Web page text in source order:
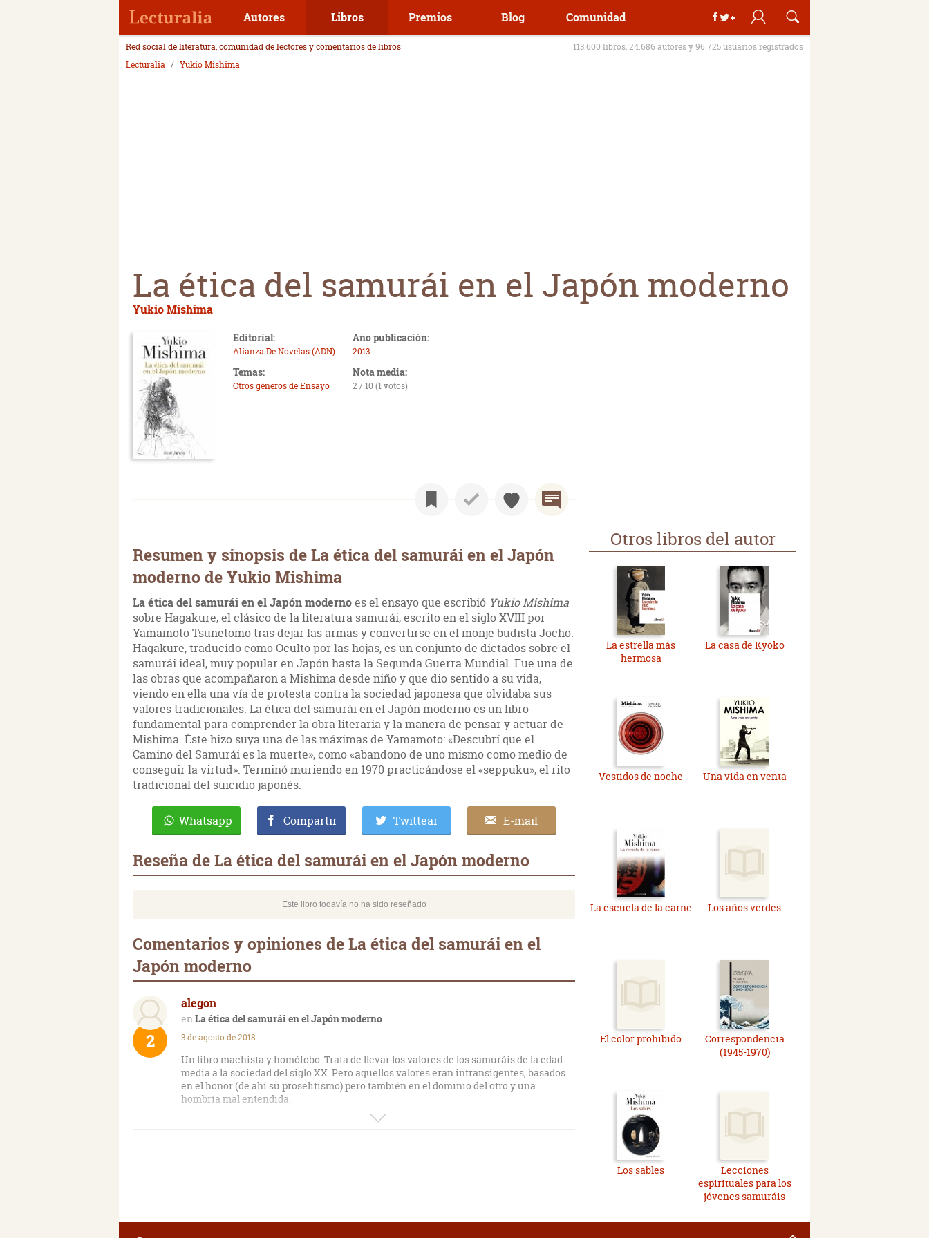
Autores Libros Premios Blog Comunidad
Red social de literatura, comunidad de lectores y comentarios de libros
113.600 libros, 24.686 autores y 96.725 usuarios registrados
Lecturalia
Yukio Mishima
La ética del samurái en el Japón moderno
Yukio Mishima
Editorial:
Alianza De Novelas (ADN)
Año publicación:
2013
Temas:
Otros géneros de Ensayo
Nota media:
2 / 10 (1 votos)
Resumen y sinopsis de La ética del samurái en el Japón
moderno de Yukio Mishima
La ética del samurái en el Japón modernoes el ensayo que escribió Yukio Mishima
sobre Hagakure, el clásico de la literatura samurái, escrito en el siglo XVIII por
Yamamoto Tsunetomo tras dejar las armas y convertirse en el monje budista Jocho.
Hagakure, traducido como Oculto por las hojas, es un conjunto de dictados sobre el
samurái ideal, muy popular en Japón hasta la Segunda Guerra Mundial. Fue una de
las obras que acompañaron a Mishima desde niño y que dio sentido a su vida,
viendo en ella una vía de protesta contra la sociedad japonesa que olvidaba sus
valores tradicionales. La ética del samurái en el Japón moderno es un libro
fundamental para comprender la obra literaria y la manera de pensar y actuar de
Mishima. Éste hizo suya una de las máximas de Yamamoto: «Descubrí que el
Camino del Samurái es la muerte», como «abandono de uno mismo como medio de
conseguir la virtud». Terminó muriendo en 1970 practicándose el «seppuku», el rito
tradicional del suicidio japonés.
Whatsapp Compartir Twittear E-mail
Reseña de La ética del samurái en el Japón moderno
Este libro todavía no ha sido reseñado
Comentarios y opiniones de La ética del samurái en el
Japón moderno
alegon
La ética del samurái en el Japón moderno
2 3 de agosto de 2018
Un libro machista y homófobo. Trata de llevar los valores de los samuráis de la edad
media a la sociedad del siglo XX. Pero aquellos valores eran intransigentes, basados
en el honor (de ahí su proselitismo) pero también en el dominio del otro y una
hombría mal entendida.
Su lectura consiguió ponerme nervioso por la defensa de estos planteamientos, al
Otros libros del autor
La estrella más
hermosa
La casa de Kyoko
Vestidos de noche Una vida en venta
La escuela de la carne Los años verdes
El color prohibido
Correspondencia
(1945-1970)
Los sables
Lecciones
espirituales para los
jóvenes samuráis